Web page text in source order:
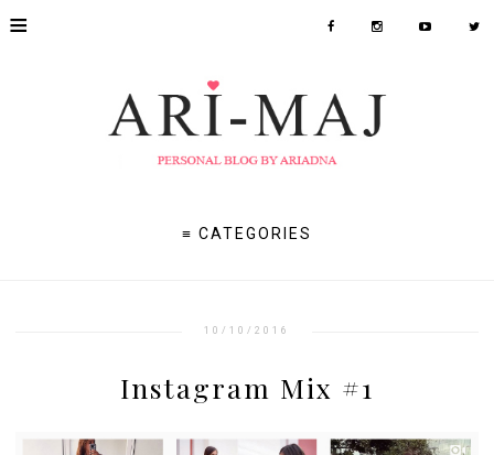
≡
≡ CATEGORIES
10/10/2016
Instagram Mix #1